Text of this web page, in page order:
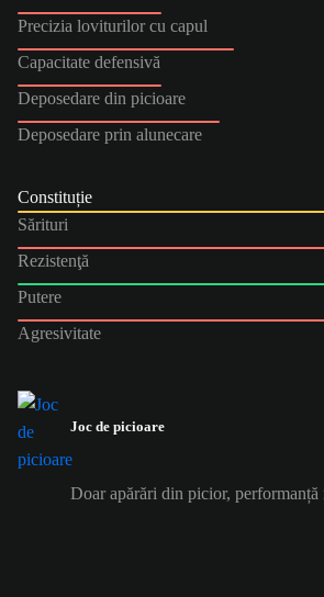
Precizia loviturilor cu capul
Capacitate defensivă
Deposedare din picioare
Deposedare prin alunecare
Constituție
Sărituri
Rezistenţă
Putere
Agresivitate
Joc de picioare
Doar apărări din picior,